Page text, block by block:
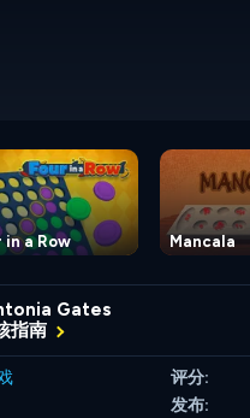
in a Row Mancala
Gates
指南
评分:
发布: